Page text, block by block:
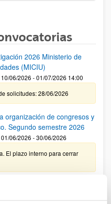
2026 Ministerio de
(MICIU)
06/2026 - 01/07/2026 14:00
solicitudes: 28/06/2026
organización de congresos y
Segundo semestre 2026
06/2026 - 30/06/2026
El plazo interno para cerrar
de Ciencia,
Erein)